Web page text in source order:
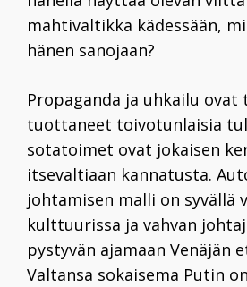
mahtivaltikka kädessään,
hänen sanojaan?
Propaganda ja uhkailu ovat
tuottaneet toivotunlaisia
sotatoimet ovat jokaisen
itsevaltiaan kannatusta.
johtamisen malli on syvällä
kulttuurissa ja vahvan
pystyvän ajamaan Venäjän
Valtansa sokaisema Putin